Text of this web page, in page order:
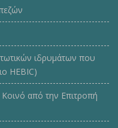
ιδρυμάτων που
HEBIC)
Κοινό από την Επιτροπή